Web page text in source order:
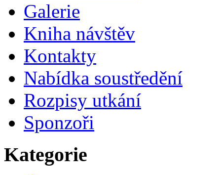
Galerie
Kniha návštěv
Kontakty
Nabídka soustředění
Rozpisy utkání
Sponzoři
Kategorie